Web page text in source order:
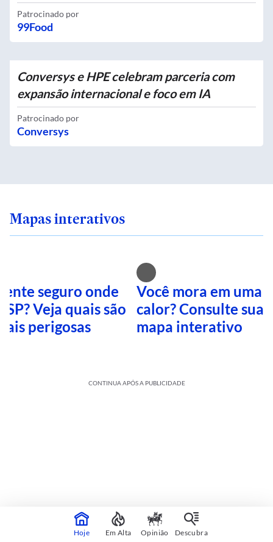
Patrocinado por
99Food
Conversys e HPE celebram parceria com
expansão internacional e foco em IA
Patrocinado por
Conversys
Mapas interativos
seguro onde
SP? Veja quais são
perigosas
Você mora em uma
calor? Consulte sua
mapa interativo
CONTINUA APÓS A PUBLICIDADE
Hoje Em Alta Opinião Descubra